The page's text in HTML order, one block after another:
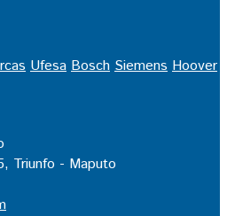
Ufesa Bosch Siemens Hoover
Triunfo - Maputo